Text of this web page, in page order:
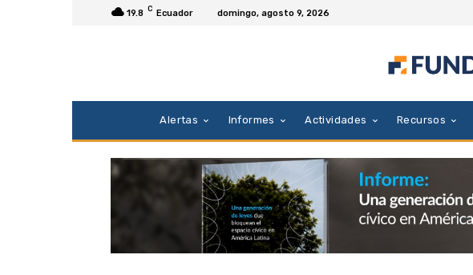
19.8 C Ecuador domingo, agosto 9, 2026
Alertas Informes Actividades Recursos